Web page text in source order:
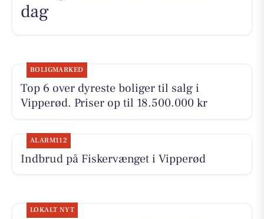
dag
BOLIGMARKED
Top 6 over dyreste boliger til salg i
Vipperød. Priser op til 18.500.000 kr
ALARM112
Indbrud på Fiskervænget i Vipperød
LOKALT NYT